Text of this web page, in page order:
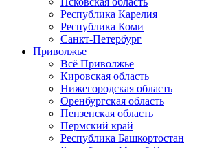
Республика Карелия
Республика Коми
Санкт-Петербург
Приволжье
Всё Приволжье
Кировская область
Нижегородская область
Оренбургская область
Пензенская область
Пермский край
Республика Башкортостан